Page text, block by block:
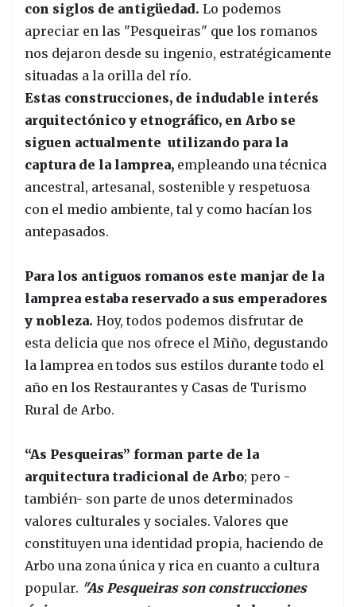
con siglos de antigüedad. Lo podemos
apreciar en las "Pesqueiras" que los romanos
nos dejaron desde su ingenio, estratégicamente
situadas a la orilla del río.
Estas construcciones, de indudable interés
arquitectónico y etnográfico, en Arbo se
siguen actualmente utilizando para la
captura de la lamprea, empleando una técnica
ancestral, artesanal, sostenible y respetuosa
con el medio ambiente, tal y como hacían los
antepasados.
Para los antiguos romanos este manjar de la
lamprea estaba reservado a sus emperadores
y nobleza. Hoy, todos podemos disfrutar de
esta delicia que nos ofrece el Miño, degustando
la lamprea en todos sus estilos durante todo el
año en los Restaurantes y Casas de Turismo
Rural de Arbo.
“As Pesqueiras” forman parte de la
arquitectura tradicional de Arbo; pero -
también- son parte de unos determinados
valores culturales y sociales. Valores que
constituyen una identidad propia, haciendo de
Arbo una zona única y rica en cuanto a cultura
popular. "As Pesqueiras son construcciones